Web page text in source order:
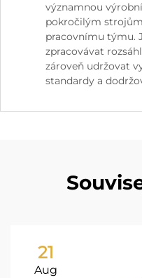
významnou
pokročilým
pracovnímu týmu.
zpracovávat
zároveň udržovat
standardy a
21
Aug